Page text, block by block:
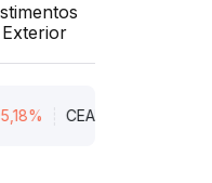
CEAB3 9,34